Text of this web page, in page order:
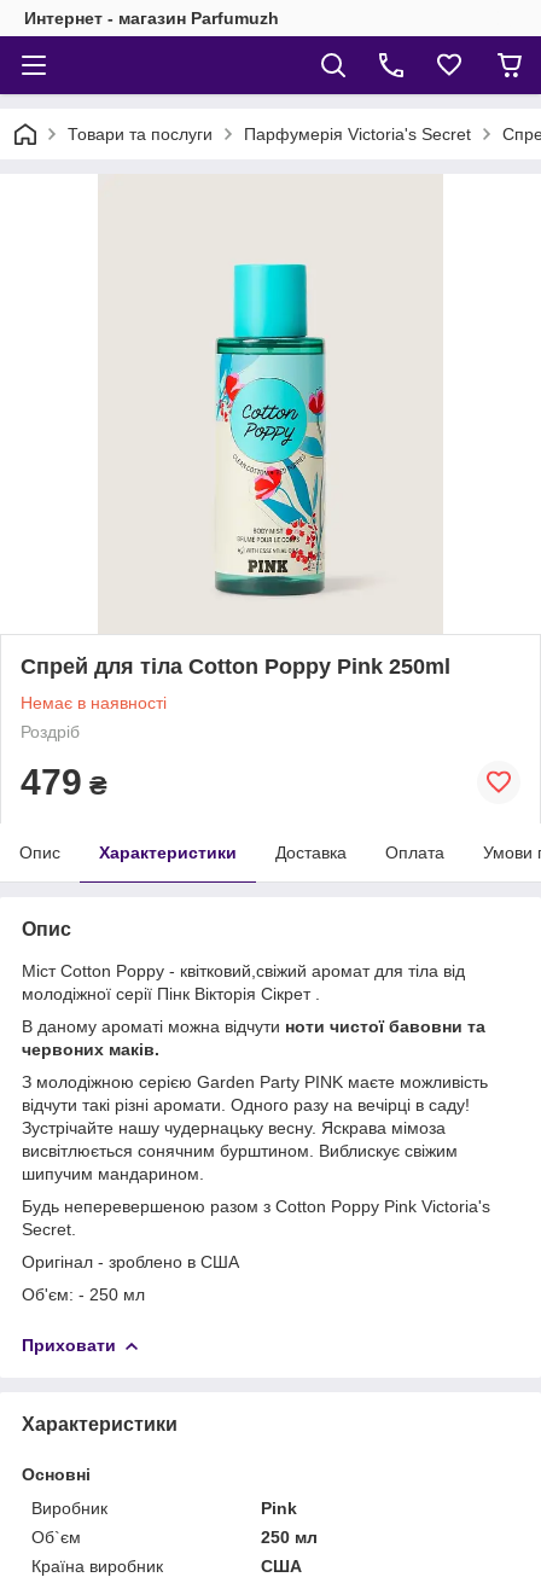
Интернет - магазин Parfumuzh
Товари та послуги Парфумерія Victoria's Secret
Спрей для тіла Cotton Poppy Pink 250ml
Немає в наявності
Роздріб
479 ₴
Опис Характеристики Доставка Оплата Умови
Опис
Міст Cotton Poppy - квітковий,свіжий аромат для тіла від
молодіжної серії Пінк Вікторія Сікрет .
В даному ароматі можна відчути ноти чистої бавовни та
червоних маків.
З молодіжною серією Garden Party PINK маєте можливість
відчути такі різні аромати. Одного разу на вечірці в саду!
Зустрічайте нашу чудернацьку весну. Яскрава мімоза
висвітлюється сонячним бурштином. Виблискує свіжим
шипучим мандарином.
Будь неперевершеною разом з Cotton Poppy Pink Victoria's
Secret.
Оригінал - зроблено в США
Об'єм: - 250 мл
Приховати
Характеристики
Основні
Виробник
Pink
Об`єм
250 мл
Країна виробник
США